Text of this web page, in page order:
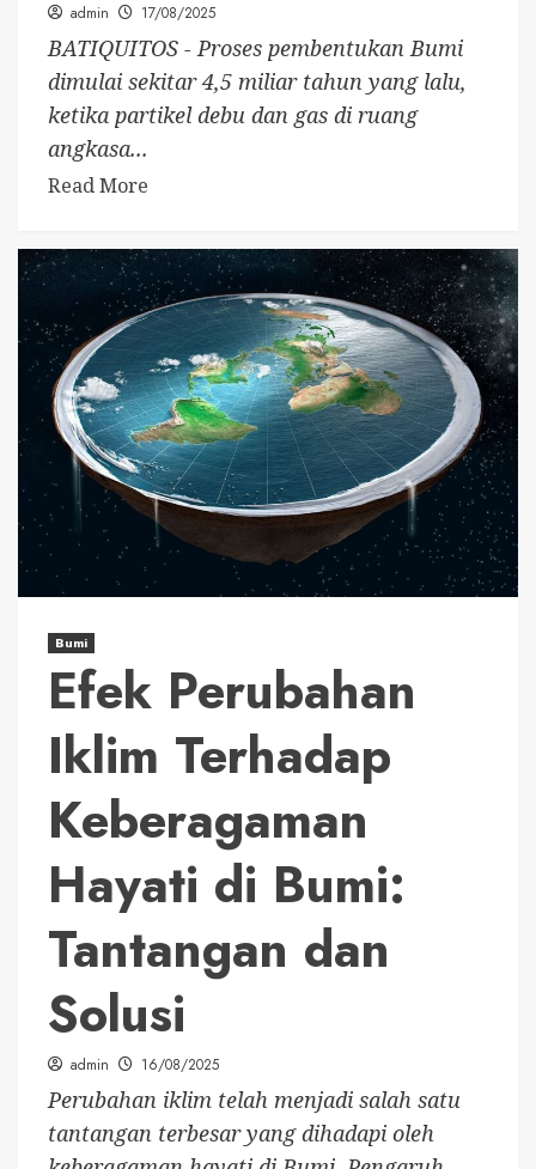
admin 17/08/2025
BATIQUITOS - Proses pembentukan Bumi
dimulai sekitar 4,5 miliar tahun yang lalu,
ketika partikel debu dan gas di ruang
angkasa...
Read More
Bumi
Efek Perubahan
Iklim Terhadap
Keberagaman
Hayati di Bumi:
Tantangan dan
Solusi
admin 16/08/2025
Perubahan iklim telah menjadi salah satu
tantangan terbesar yang dihadapi oleh